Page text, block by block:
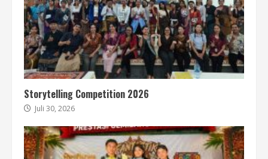
Storytelling Competition 2026
Juli 30, 2026